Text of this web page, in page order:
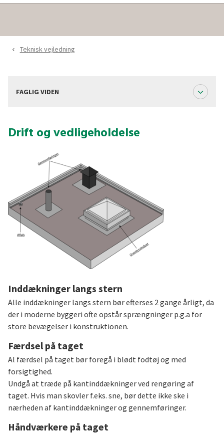
navigate_before Teknisk vejledning
FAGLIG VIDEN expand_less
Drift og vedligeholdelse
Inddækninger langs stern
Alle inddækninger langs stern bør efterses 2 gange årligt, da
der i moderne byggeri ofte opstår sprængninger p.g.a for
store bevægelser i konstruktionen.
Færdsel på taget
Al færdsel på taget bør foregå i blødt fodtøj og med
forsigtighed.
Undgå at træde på kantinddækninger ved rengøring af
taget. Hvis man skovler f.eks. sne, bør dette ikke ske i
nærheden af kantinddækninger og gennemføringer.
Håndværkere på taget